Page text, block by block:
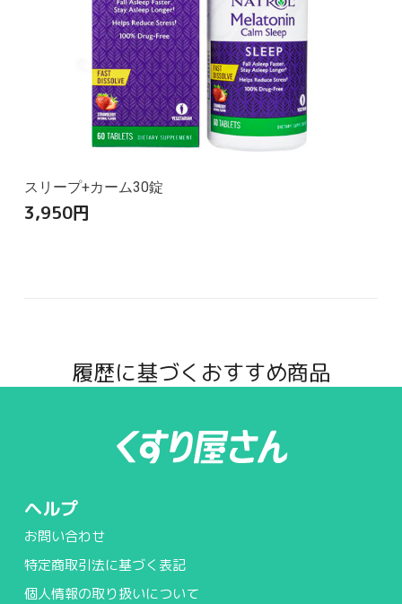
スリープ+カーム30錠
3,950円
履歴に基づくおすすめ商品
ヘルプ
お問い合わせ
特定商取引法に基づく表記
個人情報の取り扱いについて